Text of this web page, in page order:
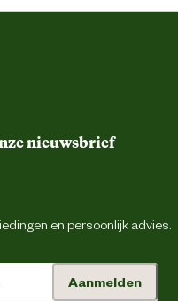
nieuwsbrief
en persoonlijk advies.
Aanmelden